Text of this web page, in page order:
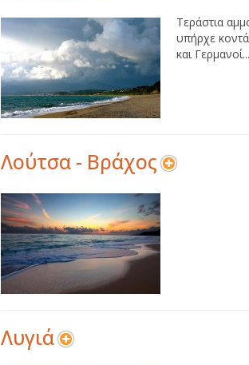
Τεράστια
υπήρχε
και Γερμανοί...
Λούτσα - Βράχος
Λυγιά